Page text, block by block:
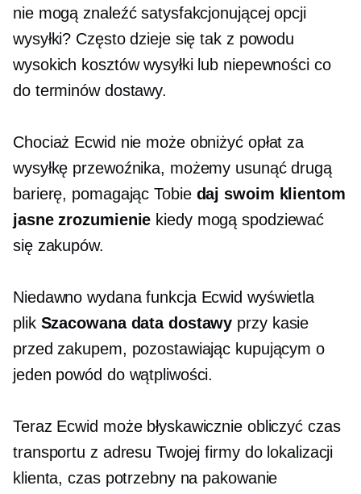
nie mogą znaleźć satysfakcjonującej opcji
wysyłki? Często dzieje się tak z powodu
wysokich kosztów wysyłki lub niepewności co
do terminów dostawy.
Chociaż Ecwid nie może obniżyć opłat za
wysyłkę przewoźnika, możemy usunąć drugą
barierę, pomagając Tobie daj swoim klientom
jasne zrozumienie kiedy mogą spodziewać
się zakupów.
Niedawno wydana funkcja Ecwid wyświetla
plik Szacowana data dostawy przy kasie
przed zakupem, pozostawiając kupującym o
jeden powód do wątpliwości.
Teraz Ecwid może błyskawicznie obliczyć czas
transportu z adresu Twojej firmy do lokalizacji
klienta, czas potrzebny na pakowanie